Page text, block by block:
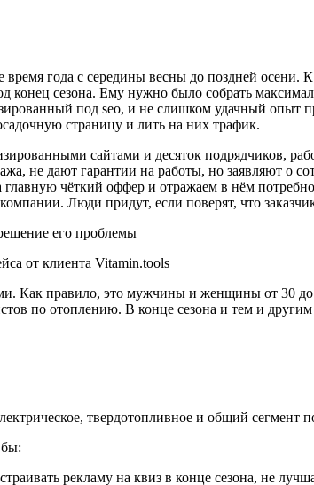
года с середины весны до поздней осени.
конец сезона. Ему нужно было собрать
под seo, и не слишком удачный опыт
страницу и лить на них трафик.
сайтами и десяток подрядчиков,
не дают гарантии на работы, но заявляют о
чёткий оффер и отражаем в нём
Люди придут, если поверят, что
его проблемы
Как правило, это мужчины и женщины от 30
по отоплению. В конце сезона и тем и
твердотопливное и общий сегмент
рекламу на квиз в конце сезона, не